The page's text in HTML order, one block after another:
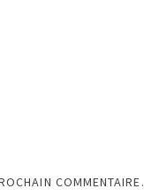
COMMENTAIRE.